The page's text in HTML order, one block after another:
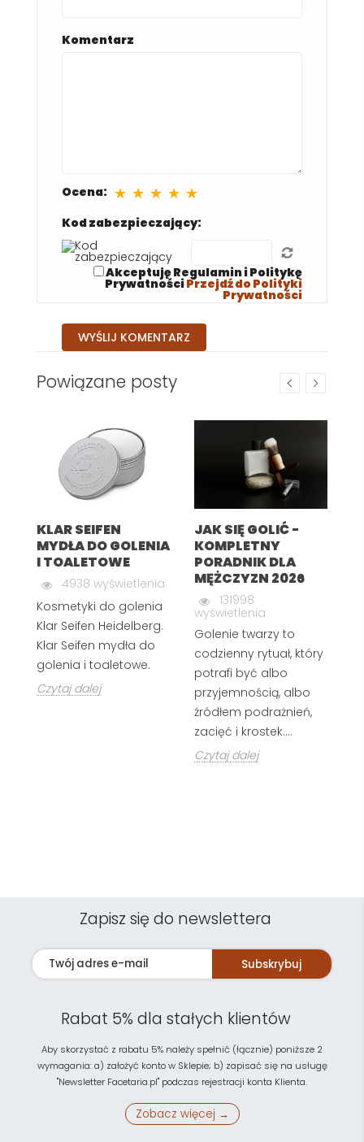
Komentarz
Ocena: ★ ★ ★ ★ ★
Kod zabezpieczający:
Akceptuję Regulamin i Politykę
PrywatnościPrzejdź do Polityki
Prywatności
Powiązane posty
KLAR SEIFEN
MYDŁA DO GOLENIA
I TOALETOWE
4938 wyświetlenia
Kosmetyki do golenia
Klar Seifen Heidelberg.
Klar Seifen mydła do
golenia i toaletowe.
Czytaj dalej
JAK SIĘ GOLIĆ -
KOMPLETNY
PORADNIK DLA
MĘŻCZYZN 2026
131998
wyświetlenia
Golenie twarzy to
codzienny rytuał, który
potrafi być albo
przyjemnością, albo
źródłem podrażnień,
zacięć i krostek....
Czytaj dalej
Zapisz się do newslettera
Subskrybuj
Rabat 5% dla stałych klientów
Aby skorzystać z rabatu 5% należy spełnić (łącznie) poniższe 2
wymagania: a) założyć konto w Sklepie; b) zapisać się na usługę
"Newsletter Facetaria.pl" podczas rejestracji konta Klienta.
Zobacz więcej →